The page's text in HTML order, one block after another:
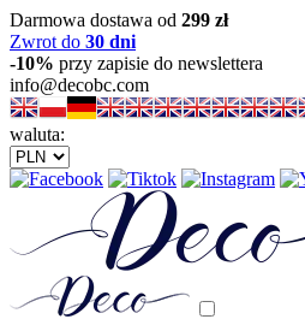
Darmowa dostawa od 299 zł
Zwrot do 30 dni
-10% przy zapisie do newslettera
info@decobc.com
waluta: